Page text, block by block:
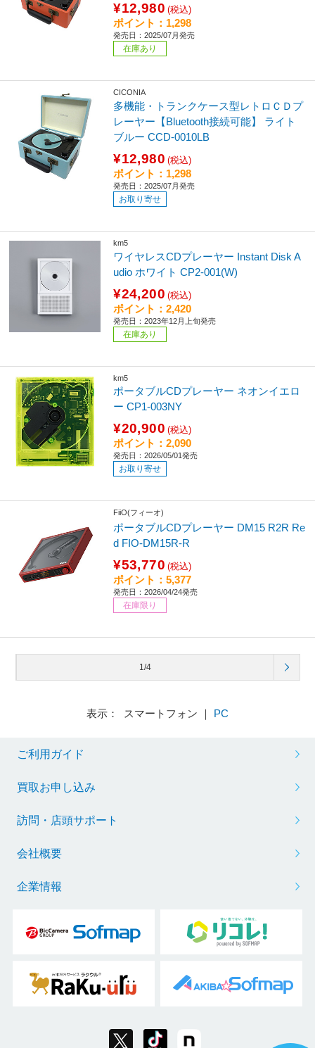
¥12,980 (税込)
ポイント：1,298
発売日：2025/07月発売
在庫あり
CICONIA
多機能・トランクケース型レトロＣＤプ
レーヤー【Bluetooth接続可能】 ライト
ブルー CCD-0010LB
¥12,980 (税込)
ポイント：1,298
発売日：2025/07月発売
お取り寄せ
km5
ワイヤレスCDプレーヤー Instant Disk A
udio ホワイト CP2-001(W)
¥24,200 (税込)
ポイント：2,420
発売日：2023年12月上旬発売
在庫あり
km5
ポータブルCDプレーヤー ネオンイエロ
ー CP1-003NY
¥20,900 (税込)
ポイント：2,090
発売日：2026/05/01発売
お取り寄せ
FiiO(フィーオ)
ポータブルCDプレーヤー DM15 R2R Re
d FIO-DM15R-R
¥53,770 (税込)
ポイント：5,377
発売日：2026/04/24発売
在庫限り
1/4
表示： スマートフォン ｜ PC
ご利用ガイド
買取お申し込み
訪問・店頭サポート
会社概要
企業情報